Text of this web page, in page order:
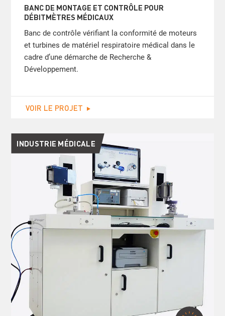
BANC DE MONTAGE ET CONTRÔLE POUR
DÉBITMÈTRES MÉDICAUX
Banc de contrôle vérifiant la conformité de moteurs
et turbines de matériel respiratoire médical dans le
cadre d’une démarche de Recherche &
Développement.
VOIR LE PROJET
INDUSTRIE MÉDICALE